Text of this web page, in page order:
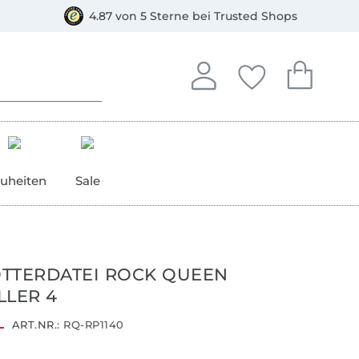
4.87 von 5 Sterne bei Trusted Shops
Anmelden
In deinem Konto
Deine
Du hast keine
Dein
Du hast
Sale
ROCK QUEEN
4
ART.NR.: RQ-RP1140